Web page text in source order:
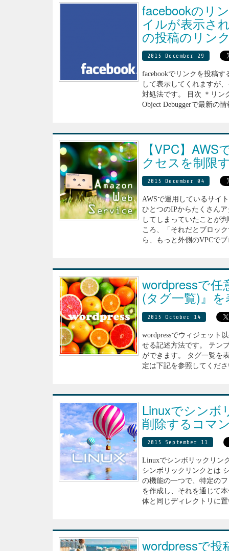
facebookのリ
イルが表示さ
の投稿のリン
2015 December 29
facebookでリンクを投稿
して表示してくれますが
対処法です。 目次 ＊リン
Object Debuggerで最新の
【VPC】
クセスを制限
2015 December 04
AWSで運用しているサイ
ひとつのIPからたくさん
してしまっていたことが
ころ、「それだとブロッ
ら、もっと外側のVPCで
wordpressで
(タグ一覧)』
2015 October 14
wordpressでウィジェット
せる記述方法です。 テン
ができます。 タグ一覧を
定は下記を参照してくだ
Linuxでシンボ
削除するコマ
2015 September 11
Linuxでシンボリックリン
シンボリックリンクとは
の機能の一つで、特定の
を作成し、それを通じて
体と同じディレクトリに
wordpressで